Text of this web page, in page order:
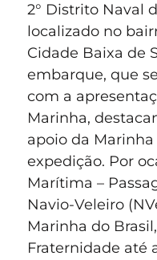
2° Distrito Naval
localizado no
Cidade Baixa de
embarque, que
com a
Marinha,
apoio da
expedição. Por
Marítima –
Navio-Veleiro
Marinha do
Fraternidade até